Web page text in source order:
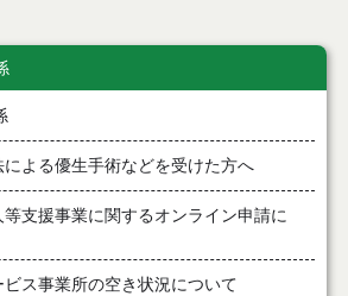
による優生手術などを受けた方へ
支援事業に関するオンライン申請に
ビス事業所の空き状況について